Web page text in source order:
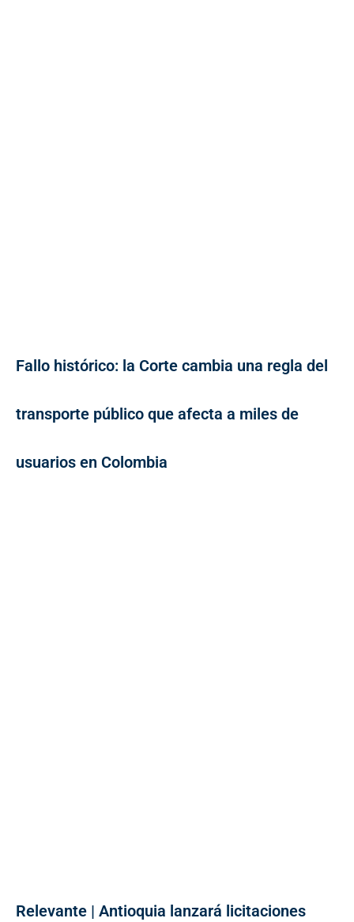
Fallo histórico: la Corte cambia una regla del
transporte público que afecta a miles de
usuarios en Colombia
Relevante | Antioquia lanzará licitaciones